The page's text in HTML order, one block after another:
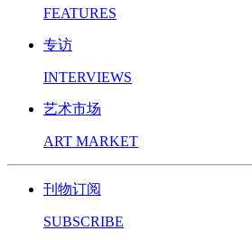
FEATURES
专访
INTERVIEWS
艺术市场
ART MARKET
刊物订阅
SUBSCRIBE